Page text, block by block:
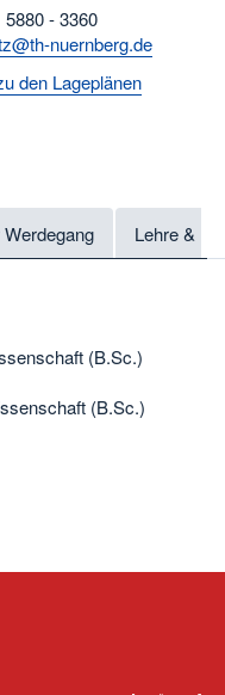
5880 - 3360
nuernberg.de
den Lageplänen
Lehre &
(B.Sc.)
(B.Sc.)